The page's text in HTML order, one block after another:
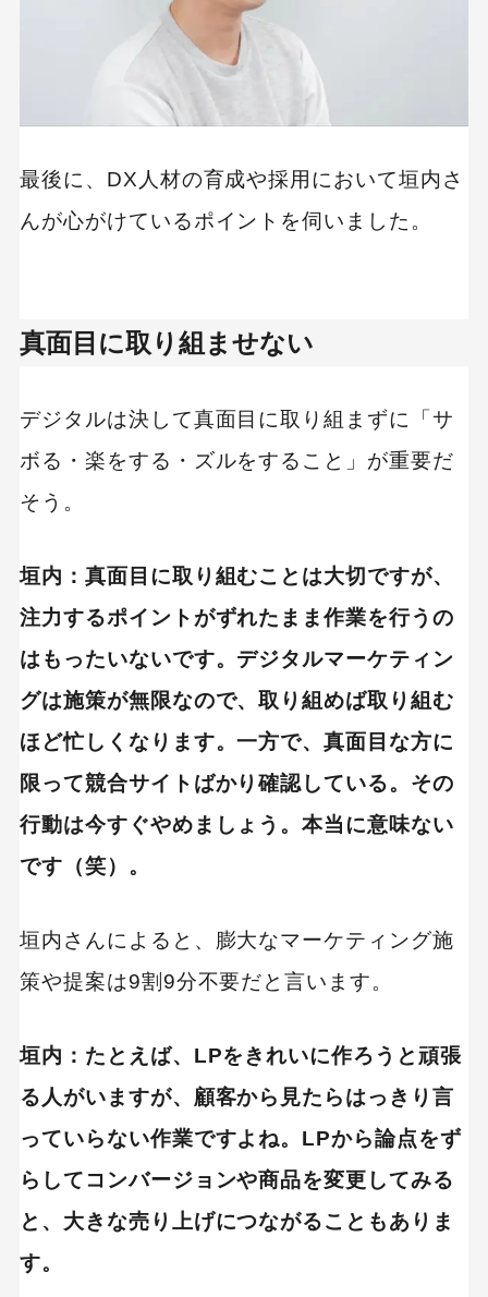
最後に、DX人材の育成や採用において垣内さ
んが心がけているポイントを伺いました。
真面目に取り組ませない
デジタルは決して真面目に取り組まずに「サ
ボる・楽をする・ズルをすること」が重要だ
そう。
垣内：真面目に取り組むことは大切ですが、
注力するポイントがずれたまま作業を行うの
はもったいないです。デジタルマーケティン
グは施策が無限なので、取り組めば取り組む
ほど忙しくなります。一方で、真面目な方に
限って競合サイトばかり確認している。その
行動は今すぐやめましょう。本当に意味ない
です（笑）。
垣内さんによると、膨大なマーケティング施
策や提案は9割9分不要だと言います。
垣内：たとえば、LPをきれいに作ろうと頑張
る人がいますが、顧客から見たらはっきり言
っていらない作業ですよね。LPから論点をず
らしてコンバージョンや商品を変更してみる
と、大きな売り上げにつながることもありま
す。